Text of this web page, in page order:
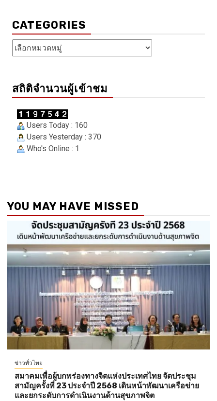
CATEGORIES
Categories
สถิติจำนวนผู้เข้าชม
Users Today : 160
Users Yesterday : 370
Who's Online : 1
YOU MAY HAVE MISSED
ข่าวทั่วไทย
สมาคมเพื่อผู้บกพร่องทางจิตแห่งประเทศไทย จัดประชุม
สามัญครั้งที่ 23 ประจำปี 2568 เดินหน้าพัฒนาเครือข่าย
และยกระดับการดำเนินงานด้านสุขภาพจิต